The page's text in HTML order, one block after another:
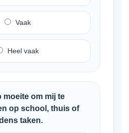
Vaak
Heel vaak
moeite om mij te
op school, thuis of
taken.